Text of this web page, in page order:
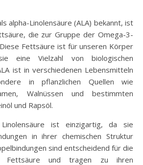
alpha-Linolensäure (ALA) bekannt, ist
die zur Gruppe der Omega-3-
Fettsäure ist für unseren Körper
eine Vielzahl von biologischen
ist in verschiedenen Lebensmitteln
in pflanzlichen Quellen wie
Walnüssen und bestimmten
und Rapsöl.
ist einzigartig, da sie
in ihrer chemischen Struktur
sind entscheidend für die
Fettsäure und tragen zu ihren